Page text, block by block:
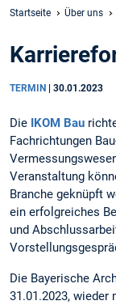
Startseite Über uns
TERMIN 30.01.2023
Die IKOM Bau
Fachrichtungen
Veranstaltung
Branche geknüpft
ein erfolgreiches
und
Die Bayerische
31.01.2023, wieder